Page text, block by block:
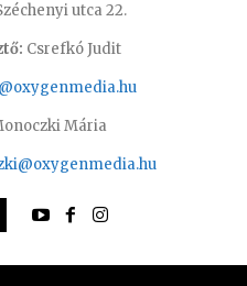
utca 22.
Csrefkó Judit
Mária